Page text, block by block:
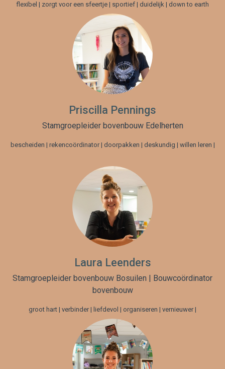
flexibel | zorgt voor een sfeertje | sportief | duidelijk | down to earth
Priscilla Pennings
Stamgroepleider bovenbouw Edelherten
bescheiden | rekencoördinator | doorpakken | deskundig | willen leren |
Laura Leenders
Stamgroepleider bovenbouw Bosuilen | Bouwcoördinator
bovenbouw
groot hart | verbinder | liefdevol | organiseren | vernieuwer |